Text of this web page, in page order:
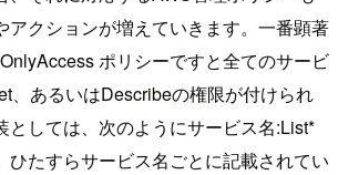
アクションが増えていきます。一番顕著
ポリシーですと全てのサービ
、あるいはDescribeの権限が付けられ
としては、次のようにサービス名:List*
ひたすらサービス名ごとに記載されてい